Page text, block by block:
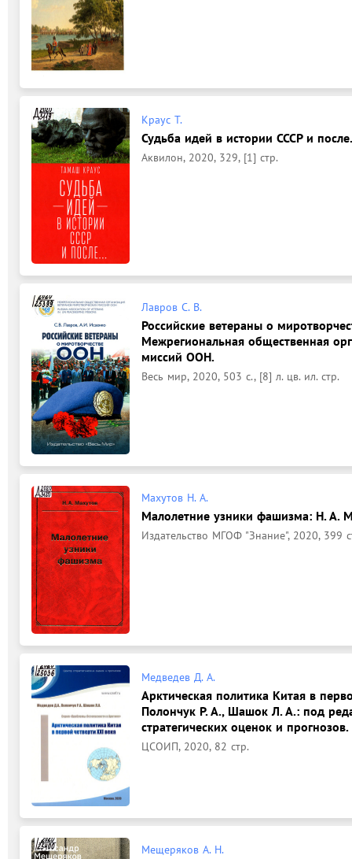
Краус Т.
Судьба идей в истории СССР и
Аквилон, 2020, 329, [1] стр.
Лавров С. В.
Российские ветераны о
Межрегиональная общественная
миссий ООН.
Весь мир, 2020, 503 с., [8] л. цв. ил. стр.
Махутов Н. А.
Малолетние узники фашизма: Н. А.
Издательство МГОФ "Знание", 2020, 399
Медведев Д. А.
Арктическая политика Китая в
Полончук Р. А., Шашок Л. А.: под
стратегических оценок и прогнозов.
ЦСОИП, 2020, 82 стр.
Мещеряков А. Н.